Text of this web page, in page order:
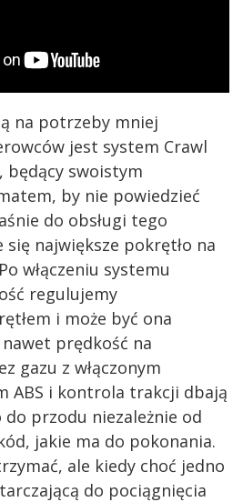
na potrzeby mniej
jest system Crawl
będący swoistym
by nie powiedzieć
do obsługi tego
największe pokrętło na
włączeniu systemu
regulujemy
i może być ona
nawet prędkość na
gazu z włączonym
ABS i kontrola trakcji dbają
do przodu niezależnie od
jakie ma do pokonania.
ale kiedy choć jedno
do pociągnięcia